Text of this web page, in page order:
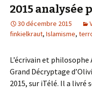
2015
30 décembre 2015
finkielkraut, Islamisme,
L’écrivain et
Grand Décryptage
2015, sur iTélé. Il a livré